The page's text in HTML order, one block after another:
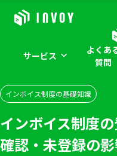
サービス
よくあ
質問
インボイス制度の基礎知識
インボイス制度
確認・未登録の